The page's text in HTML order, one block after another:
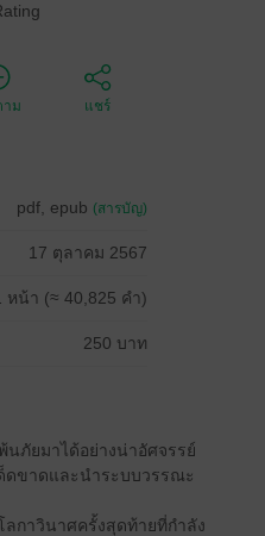
าม แชร์
pdf, epub (สารบัญ)
17 ตุลาคม 2567
หน้า (≈ 40,825 คำ)
250 บาท
นภัยมาได้อย่างน่าอัศจรรย์
ดขาดและนำระบบวรรณะ
กาวินาศครั้งสุดท้ายที่กำลัง